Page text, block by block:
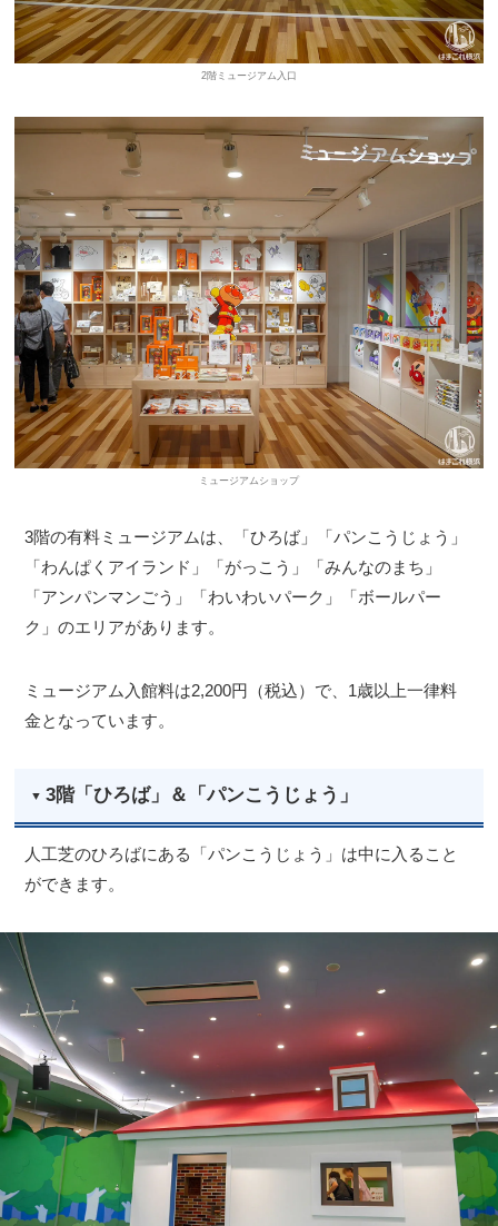
2階ミュージアム入口
ミュージアムショップ
3階の有料ミュージアムは、「ひろば」「パンこうじょう」
「わんぱくアイランド」「がっこう」「みんなのまち」
「アンパンマンごう」「わいわいパーク」「ボールパー
ク」のエリアがあります。
ミュージアム入館料は2,200円（税込）で、1歳以上一律料
金となっています。
3階「ひろば」＆「パンこうじょう」
人工芝のひろばにある「パンこうじょう」は中に入ること
ができます。